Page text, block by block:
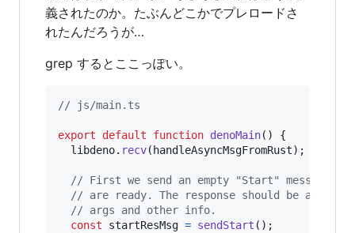
義されたのか。たぶんどこかでプレロードさ
れたんだろうが…
grep するとここっぽい。
// js/main.ts
export default function denoMain( )
{
libdeno. recv( handleAsyncMsgFromRust) ;
// First we send an empty "Start" message
// are ready. The response should be a
// args and other info.
const
startResMsg = sendStart ( ) ;